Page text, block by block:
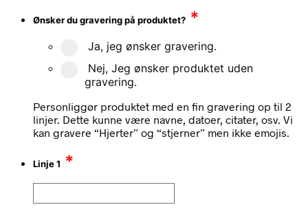
Ønsker du gravering på produktet? *
Ja, jeg ønsker gravering.
Nej, Jeg ønsker produktet uden
gravering.
Personliggør produktet med en fin gravering op til 2
linjer. Dette kunne være navne, datoer, citater, osv. Vi
kan gravere “Hjerter” og “stjerner” men ikke emojis.
Linje 1 *